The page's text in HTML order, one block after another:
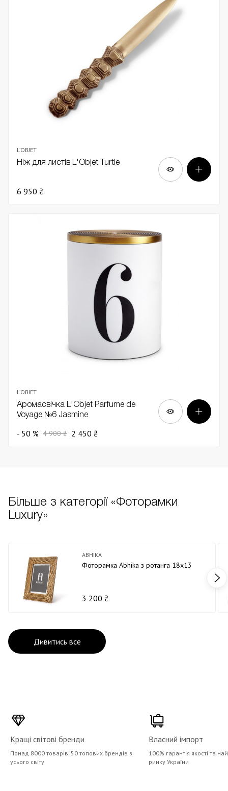
L’OBJET
Ніж для листів L'Objet Turtle
6 950 ₴
L’OBJET
Аромасвічка L'Objet Parfume de
Voyage №6 Jasmine
- 50 % 4 900 ₴ 2 450 ₴
Більше з категорії «Фоторамки
Luxury»
ABHIKA
Фоторамка Abhika з ротанга 18х13
3 200 ₴
Дивитись все
Кращі світові бренди
Понад 8000 товарів. 50 топових брендів з
усього світу
Власний імпорт
100% гарантія якості та
ринку України